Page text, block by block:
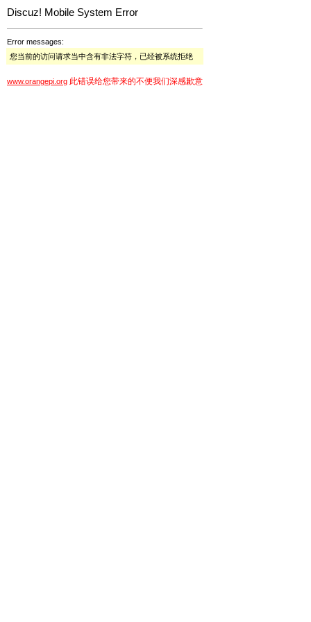
Discuz! Mobile System Error
Error messages:
您当前的访问请求当中含有非法字符，已经被系统拒绝
www.orangepi.org 此错误给您带来的不便我们深感歉意